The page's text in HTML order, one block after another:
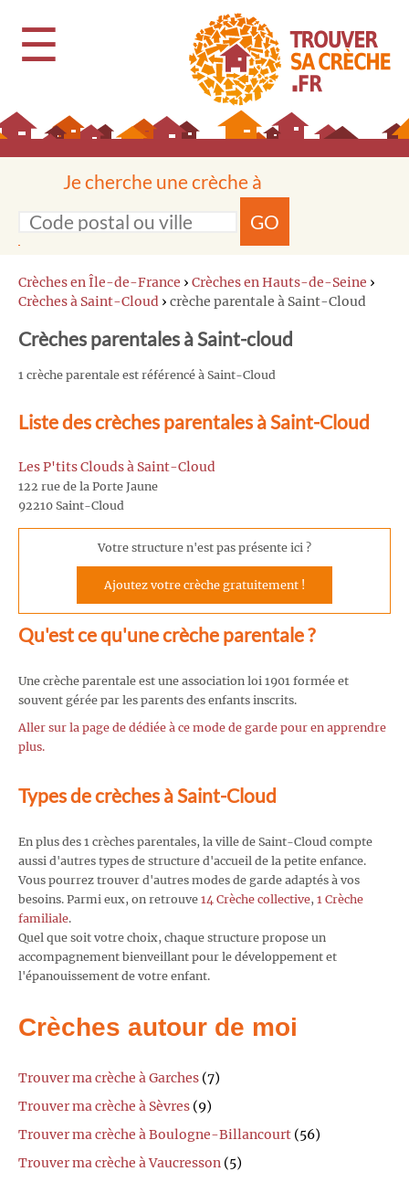
☰
Je cherche une crèche à
GO
Crèches en Île-de-France › Crèches en Hauts-de-Seine ›
Crèches à Saint-Cloud › crèche parentale à Saint-Cloud
Crèches parentales à Saint-cloud
1 crèche parentale est référencé à Saint-Cloud
Liste des crèches parentales à Saint-Cloud
Les P'tits Clouds à Saint-Cloud
122 rue de la Porte Jaune
92210 Saint-Cloud
Votre structure n'est pas présente ici ?
Ajoutez votre crèche gratuitement !
Qu'est ce qu'une crèche parentale ?
Une crèche parentale est une association loi 1901 formée et
souvent gérée par les parents des enfants inscrits.
Aller sur la page de dédiée à ce mode de garde pour en apprendre
plus.
Types de crèches à Saint-Cloud
En plus des 1 crèches parentales, la ville de Saint-Cloud compte
aussi d'autres types de structure d'accueil de la petite enfance.
Vous pourrez trouver d'autres modes de garde adaptés à vos
besoins. Parmi eux, on retrouve 14 Crèche collective, 1 Crèche
familiale.
Quel que soit votre choix, chaque structure propose un
accompagnement bienveillant pour le développement et
l'épanouissement de votre enfant.
Crèches autour de moi
Trouver ma crèche à Garches (7)
Trouver ma crèche à Sèvres (9)
Trouver ma crèche à Boulogne-Billancourt (56)
Trouver ma crèche à Vaucresson (5)